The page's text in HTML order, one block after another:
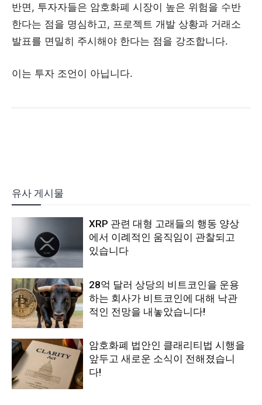
반면, 투자자들은 암호화폐 시장이 높은 위험을 수반
한다는 점을 명심하고, 프로젝트 개발 상황과 거래소
발표를 면밀히 주시해야 한다는 점을 강조합니다.
이는 투자 조언이 아닙니다.
유사 게시물
XRP 관련 대형 고래들의 행동 양상
에서 이례적인 움직임이 관찰되고
있습니다
28억 달러 상당의 비트코인을 운용
하는 회사가 비트코인에 대해 낙관
적인 전망을 내놓았습니다!
암호화폐 법안인 클래리티법 시행을
앞두고 새로운 소식이 전해졌습니
다!